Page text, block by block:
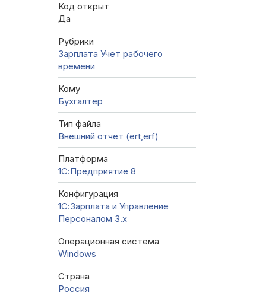
Код открыт
Да
Рубрики
Зарплата Учет рабочего
времени
Кому
Бухгалтер
Тип файла
Внешний отчет (ert,erf)
Платформа
1С:Предприятие 8
Конфигурация
1С:Зарплата и Управление
Персоналом 3.x
Операционная система
Windows
Страна
Россия